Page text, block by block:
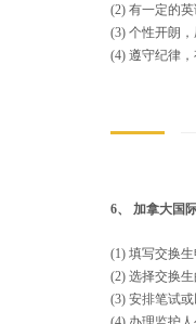
(2) 有一定的
(3) 个性开朗，
(4) 遵守纪律，
6、 加拿大国
(1) 填写交换
(2) 选择交换生
(3) 安排笔试或